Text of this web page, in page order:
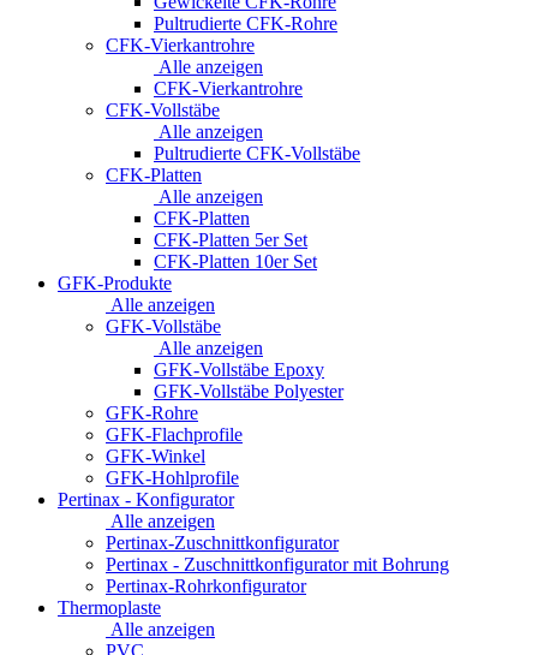
Pultrudierte CFK-Rohre
CFK-Vierkantrohre
Alle anzeigen
CFK-Vierkantrohre
CFK-Vollstäbe
Alle anzeigen
Pultrudierte CFK-Vollstäbe
CFK-Platten
Alle anzeigen
CFK-Platten
CFK-Platten 5er Set
CFK-Platten 10er Set
GFK-Produkte
Alle anzeigen
GFK-Vollstäbe
Alle anzeigen
GFK-Vollstäbe Epoxy
GFK-Vollstäbe Polyester
GFK-Rohre
GFK-Flachprofile
GFK-Winkel
GFK-Hohlprofile
Pertinax - Konfigurator
Alle anzeigen
Pertinax-Zuschnittkonfigurator
Pertinax - Zuschnittkonfigurator mit Bohrung
Pertinax-Rohrkonfigurator
Thermoplaste
Alle anzeigen
PVC